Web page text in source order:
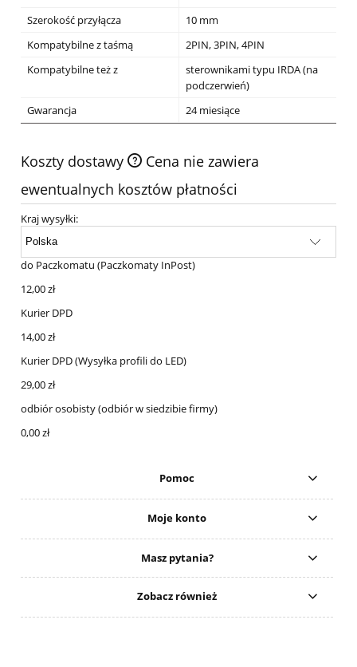
Szerokość przyłącza
10 mm
Kompatybilne z taśmą
2PIN, 3PIN, 4PIN
Kompatybilne też z
sterownikami typu IRDA (na
podczerwień)
Gwarancja
24 miesiące
Koszty dostawy
Cena nie zawiera
ewentualnych kosztów płatności
Kraj wysyłki:
do Paczkomatu (Paczkomaty InPost)
12,00 zł
Kurier DPD
14,00 zł
Kurier DPD(Wysyłka profili do LED)
29,00 zł
odbiór osobisty(odbiór w siedzibie firmy)
0,00 zł
Pomoc
Moje konto
Masz pytania?
Zobacz również